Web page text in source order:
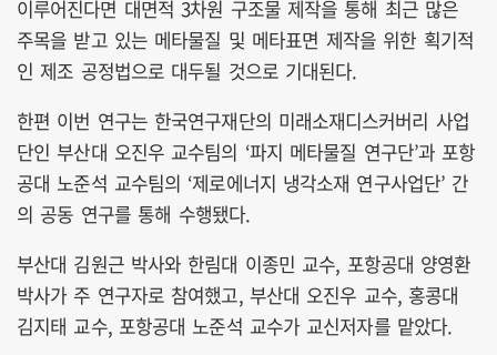
이루어진다면 대면적 3차원 구조물 제작을 통해 최근 많은
주목을 받고 있는 메타물질 및 메타표면 제작을 위한 획기적
인 제조 공정법으로 대두될 것으로 기대된다.
한편 이번 연구는 한국연구재단의 미래소재디스커버리 사업
단인 부산대 오진우 교수팀의 ‘파지 메타물질 연구단’과 포항
공대 노준석 교수팀의 ‘제로에너지 냉각소재 연구사업단’ 간
의 공동 연구를 통해 수행됐다.
부산대 김원근 박사와 한림대 이종민 교수, 포항공대 양영환
박사가 주 연구자로 참여했고, 부산대 오진우 교수, 홍콩대
김지태 교수, 포항공대 노준석 교수가 교신저자를 맡았다.